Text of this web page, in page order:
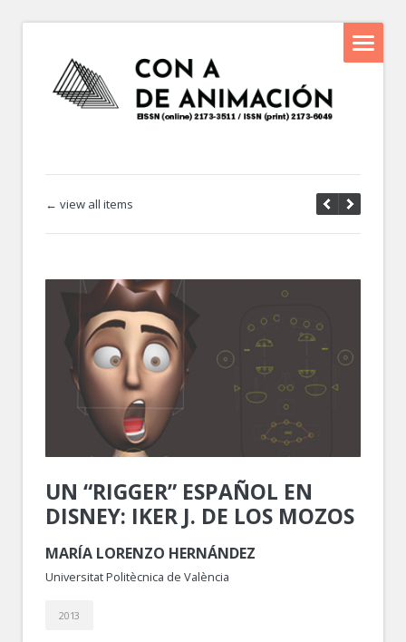
← view all items
UN “RIGGER” ESPAÑOL EN
DISNEY: IKER J. DE LOS MOZOS
MARÍA LORENZO HERNÁNDEZ
Universitat Politècnica de València
2013